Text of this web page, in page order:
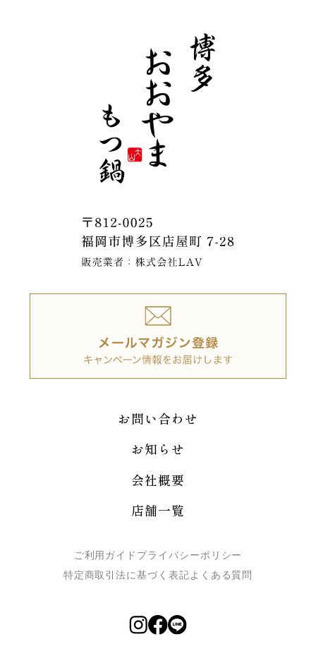
お問い合わせ
お知らせ
会社概要
店舗一覧
ご利用ガイド プライバシーポリシー
特定商取引法に基づく表記よくある質問